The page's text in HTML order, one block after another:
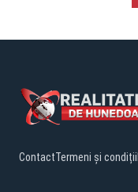
ContactTermeni și condiții